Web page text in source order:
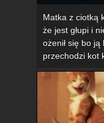
Matka z ciotką
że jest głupi i
ożenił się bo ją
przechodzi kot